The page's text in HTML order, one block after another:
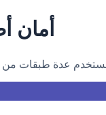
أمان
عدة طبقات من